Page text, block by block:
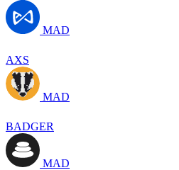
MAD
AXS
MAD
BADGER
MAD